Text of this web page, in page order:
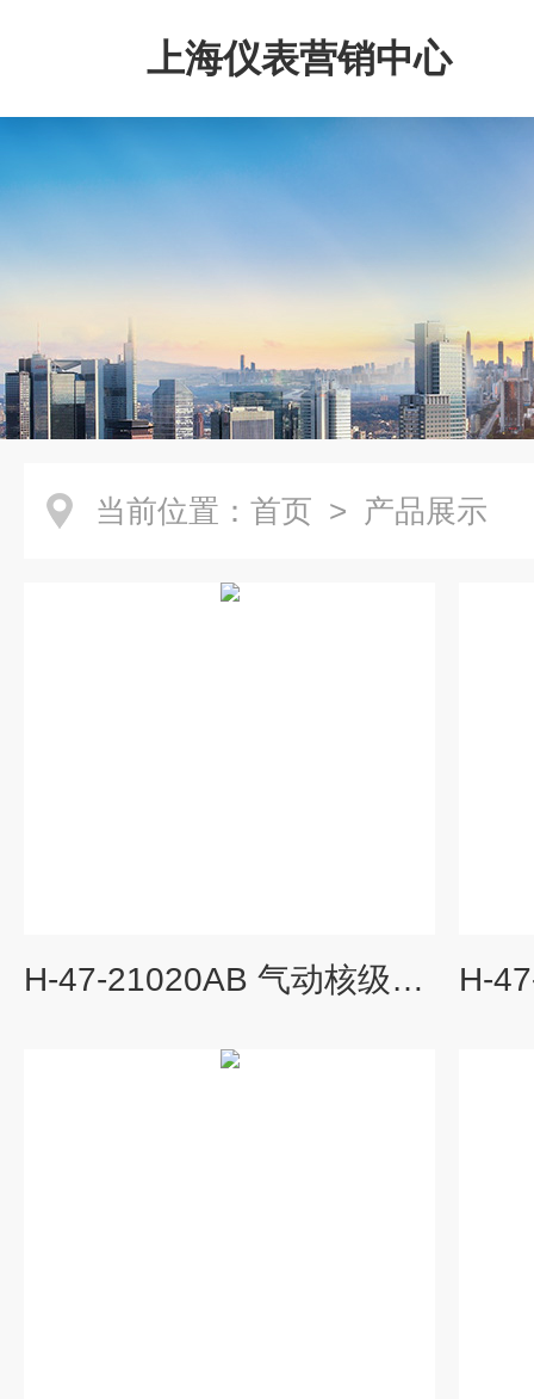
上海仪表营销中心
当前位置： 首页 > 产品展示
H-47-21020AB 气动核级单座调节阀